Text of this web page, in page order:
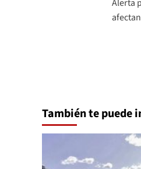
de
Alerta
También te puede